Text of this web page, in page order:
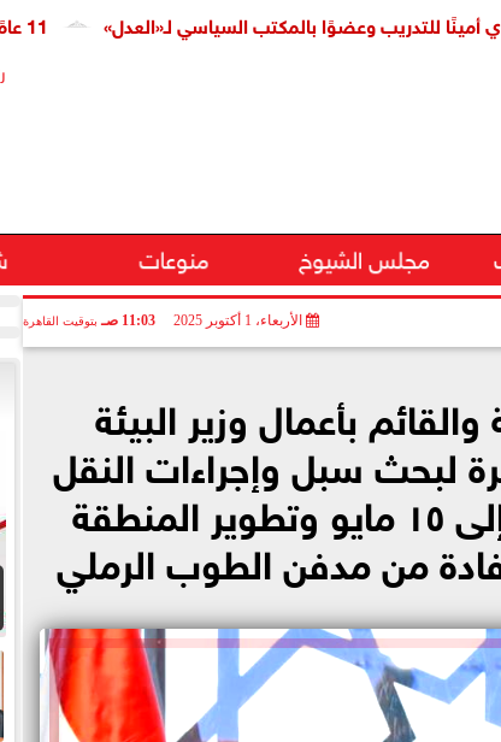
11 عامًا على افتتاح قناة السويس الجديدة.. النائبة مروة قنصوة: رؤية الدولة حولت الممر الملاحي إلى مركز اقتصادي عالمي وعضوًا بالمكتب السياسي لـ«العدل»
مجلس الشيوخ منوعات
الأربعاء، 1 أكتوبر 2025 11:03 صـ بتوقيت القاهرة
بأعمال وزير البيئة
لبحث سبل وإجراءات النقل
الآمن لمجزر البساتين إلى ١٥ مايو وتطوير المنطقة
من مدفن الطوب الرملي